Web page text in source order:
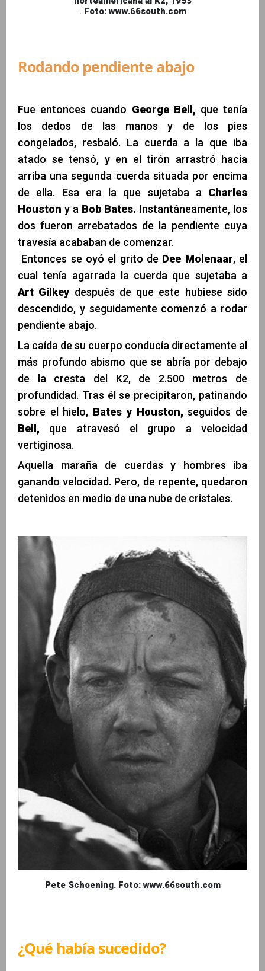
. Foto: www.66south.com
Rodando pendiente abajo
Fue entonces cuando George Bell, que tenía
los dedos de las manos y de los pies
congelados, resbaló. La cuerda a la que iba
atado se tensó, y en el tirón arrastró hacia
arriba una segunda cuerda situada por encima
de ella. Esa era la que sujetaba a Charles
Houston y a Bob Bates. Instantáneamente, los
dos fueron arrebatados de la pendiente cuya
travesía acababan de comenzar.
Entonces se oyó el grito de Dee Molenaar, el
cual tenía agarrada la cuerda que sujetaba a
Art Gilkey después de que este hubiese sido
descendido, y seguidamente comenzó a rodar
pendiente abajo.
La caída de su cuerpo conducía directamente al
más profundo abismo que se abría por debajo
de la cresta del K2, de 2.500 metros de
profundidad. Tras él se precipitaron, patinando
sobre el hielo, Bates y Houston,seguidos de
Bell, que atravesó el grupo a velocidad
vertiginosa.
Aquella maraña de cuerdas y hombres iba
ganando velocidad. Pero, de repente, quedaron
detenidos en medio de una nube de cristales.
Pete Schoening. Foto: www.66south.com
¿Qué había sucedido?